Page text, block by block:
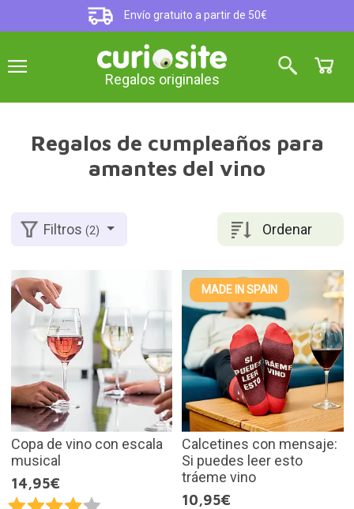
Envío gratuito a partir de 50€
Regalos originales
Regalos de cumpleaños para
amantes del vino
Ordenar
Filtros(2)
Copa de vino con escala
musical
14,95€
MADE IN SPAIN
Calcetines con mensaje:
Si puedes leer esto
tráeme vino
10,95€